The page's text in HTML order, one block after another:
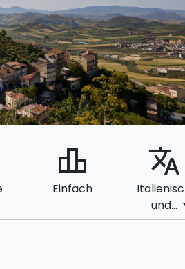
leaderboard
Einfach
translate
und...